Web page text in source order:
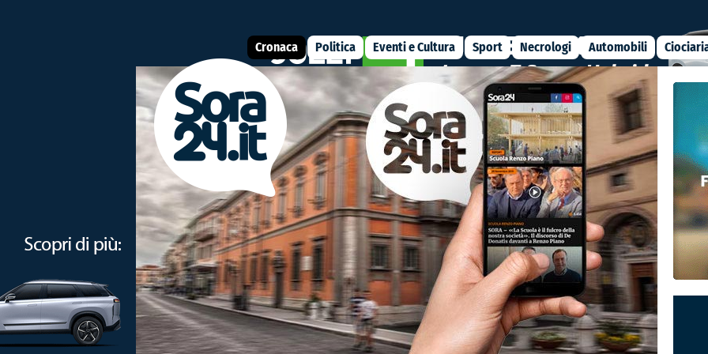
Cronaca Politica Eventi e Cultura Sport Necrologi Automobili